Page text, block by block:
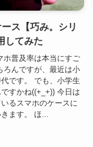
ス【巧み。シリ
してみた
ホ普及率は本当にすご
ろんですが、最近は小
です。 でも、小学生
すかね((+_+)) 今日は
るスマホのケースに
ます。 ほ...